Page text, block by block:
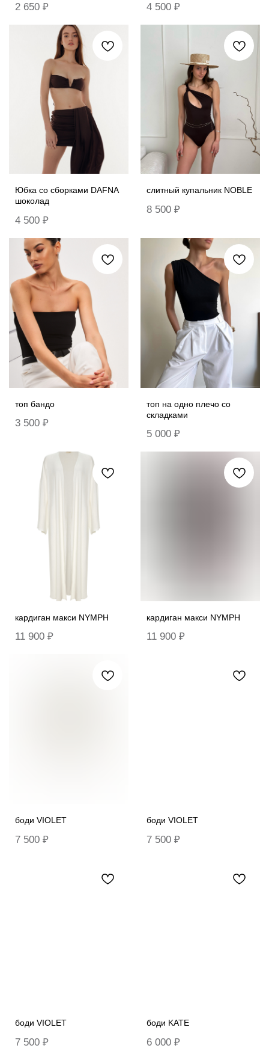
2 650 ₽ 4 500 ₽
Юбка со сборками DAFNA
шоколад
4 500 ₽
слитный купальник NOBLE
8 500 ₽
топ бандо
3 500 ₽
топ на одно плечо со
складками
5 000 ₽
кардиган макси NYMPH
11 900 ₽
кардиган макси NYMPH
11 900 ₽
боди VIOLET
7 500 ₽
боди VIOLET
7 500 ₽
боди VIOLET
7 500 ₽
боди KATE
6 000 ₽